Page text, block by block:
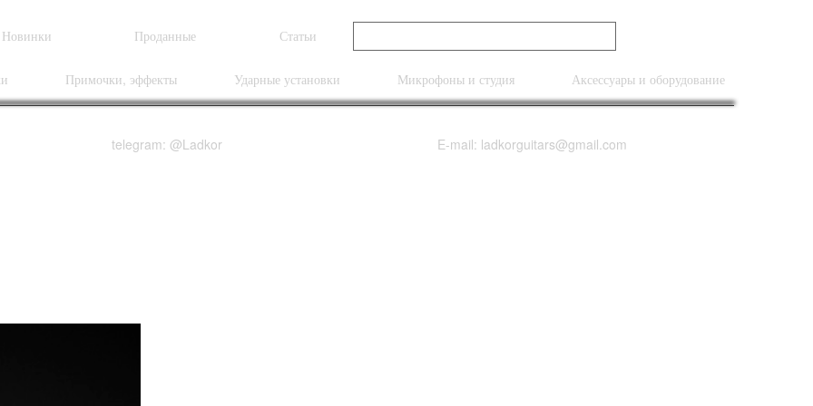
Новинки Проданные Статьи
Примочки, эффекты Ударные установки Микрофоны и студия Аксессуары и оборудование
telegram: @Ladkor E-mail: ladkorguitars@gmail.com